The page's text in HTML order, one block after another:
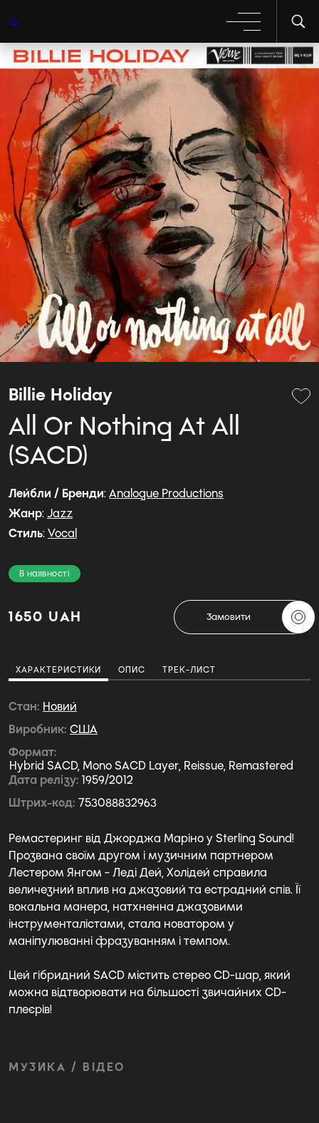
Billie Holiday
All Or Nothing At All
(SACD)
Лейбли / Бренди: Analogue Productions
Жанр: Jazz
Стиль: Vocal
В наявності
1650 UAH Замовити
ХАРАКТЕРИСТИКИ ОПИС ТРЕК-ЛИСТ
Стан Новий
Виробник США
Формат
Hybrid SACD, Mono SACD Layer, Reissue, Remastered
Дата релізу 1959/2012
Штрих-код 753088832963
Ремастеринг від Джорджа Маріно у Sterling Sound!
Прозвана своїм другом і музичним партнером
Лестером Янгом - Леді Дей, Холідей справила
величезний вплив на джазовий та естрадний спів. Її
вокальна манера, натхненна джазовими
інструменталістами, стала новатором у
маніпулюванні фразуванням і темпом.
Цей гібридний SACD містить стерео CD-шар, який
можна відтворювати на більшості звичайних CD-
плеєрів!
МУЗИКА / ВІДЕО